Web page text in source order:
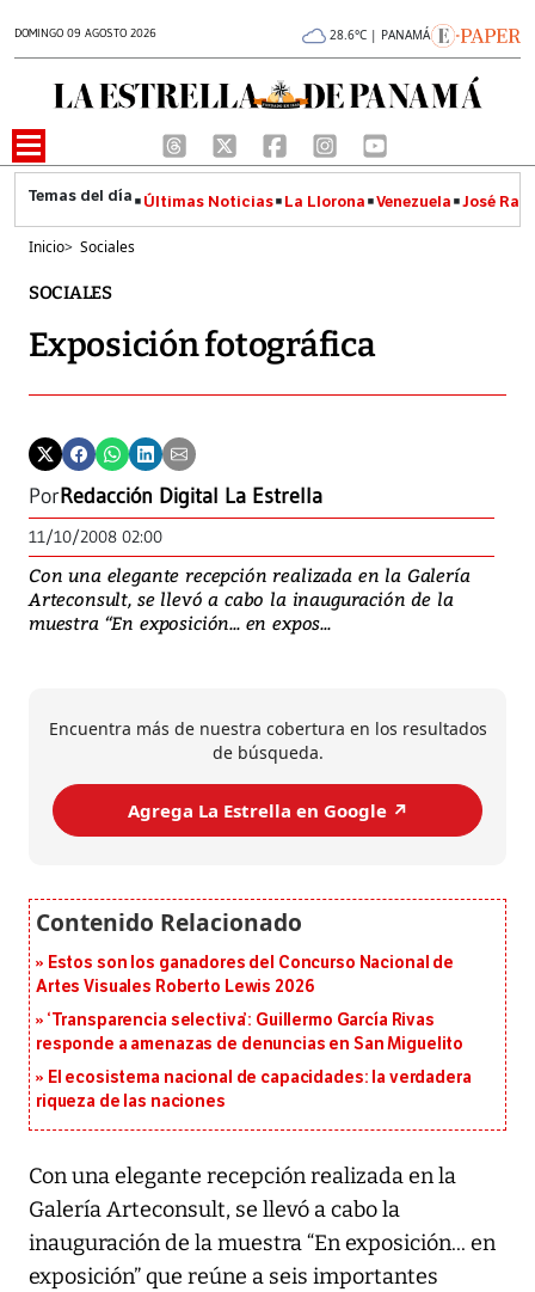
DOMINGO 09 AGOSTO 2026 28.6°C | PANAMÁ
Últimas Noticias La Llorona Venezuela José
Inicio> Sociales
SOCIALES
Exposición fotográfica
PorRedacción Digital La Estrella
11/10/2008 02:00
Con una elegante recepción realizada en la Galería
Arteconsult, se llevó a cabo la inauguración de la
muestra “En exposición... en expos...
Encuentra más de nuestra cobertura en los resultados
de búsqueda.
Agrega La Estrella en Google ↗️
Estos son los ganadores del Concurso Nacional de
Artes Visuales Roberto Lewis 2026
‘Transparencia selectiva’: Guillermo García Rivas
responde a amenazas de denuncias en San Miguelito
El ecosistema nacional de capacidades: la verdadera
riqueza de las naciones
Con una elegante recepción realizada en la
Galería Arteconsult, se llevó a cabo la
inauguración de la muestra “En exposición... en
exposición” que reúne a seis importantes